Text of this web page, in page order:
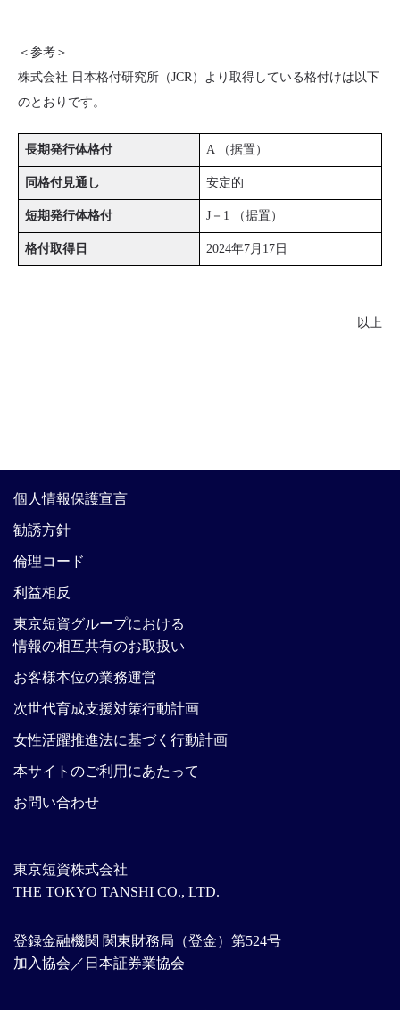
＜参考＞
株式会社 日本格付研究所（JCR）より取得している格付けは以下
のとおりです。
長期発行体格付 A （据置）
同格付見通し 安定的
短期発行体格付 J－1 （据置）
格付取得日 2024年7月17日
以上
東京短資株式会社
THE TOKYO TANSHI CO., LTD.
登録金融機関 関東財務局（登金）第524号
加入協会／日本証券業協会
個人情報保護宣言
勧誘方針
倫理コード
利益相反
東京短資グループにおける
情報の相互共有のお取扱い
お客様本位の業務運営
次世代育成支援対策行動計画
女性活躍推進法に基づく行動計画
本サイトのご利用にあたって
お問い合わせ